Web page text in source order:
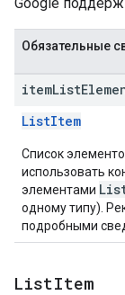
Обязательные
itemList
ListItem
Список
использовать
элементами
одному типу).
подробными
ListItem